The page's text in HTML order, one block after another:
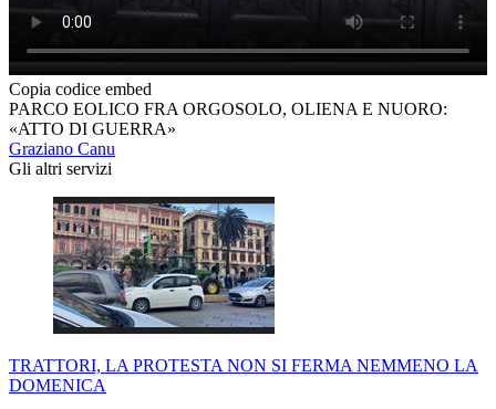
Copia codice embed
PARCO EOLICO FRA ORGOSOLO, OLIENA E NUORO:
«ATTO DI GUERRA»
Graziano Canu
Gli altri servizi
TRATTORI, LA PROTESTA NON SI FERMA NEMMENO LA
DOMENICA